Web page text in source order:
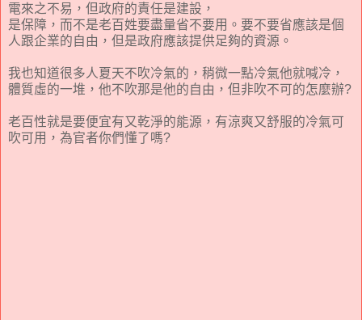
電來之不易，但政府的責任是建設，
是保障，而不是老百姓要盡量省不要用。要不要省應該是個
人跟企業的自由，但是政府應該提供足夠的資源。
我也知道很多人夏天不吹冷氣的，稍微一點冷氣他就喊冷，
體質虛的一堆，他不吹那是他的自由，但非吹不可的怎麼辦?
老百性就是要便宜有又乾淨的能源，有涼爽又舒服的冷氣可
吹可用，為官者你們懂了嗎?